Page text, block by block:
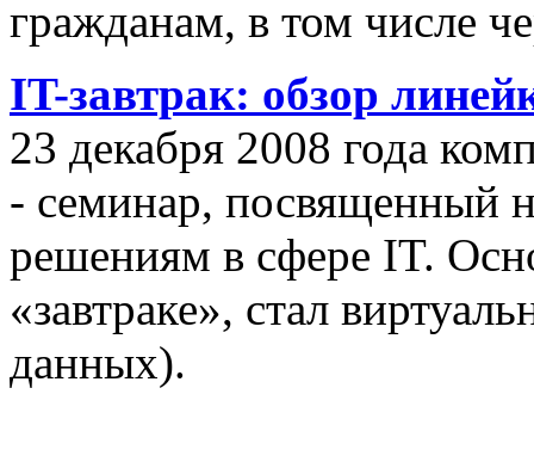
гражданам, в том числе
IT-завтрак: обзор
23 декабря 2008 года
- семинар, посвященный
решениям в сфере IT.
«завтраке», стал
данных).